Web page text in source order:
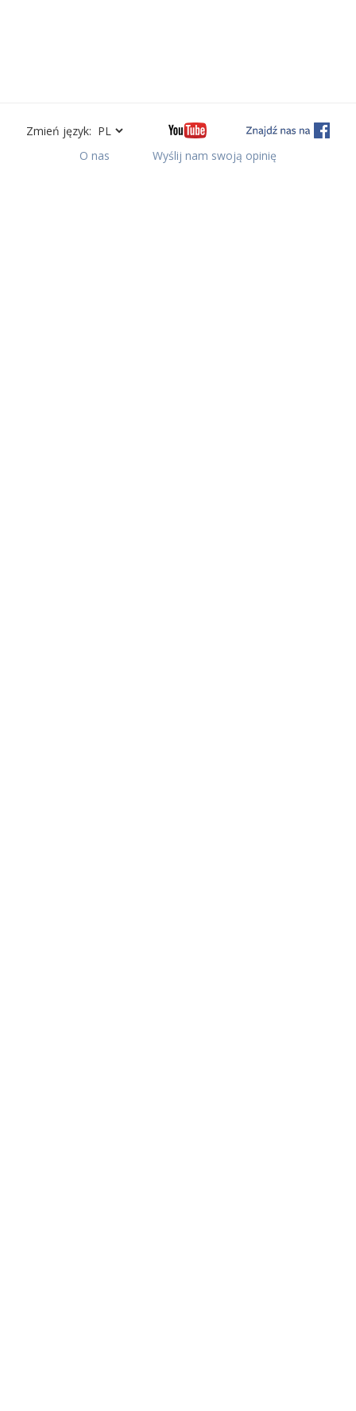
Zmień język:
O nas
Wyślij nam swoją opinię